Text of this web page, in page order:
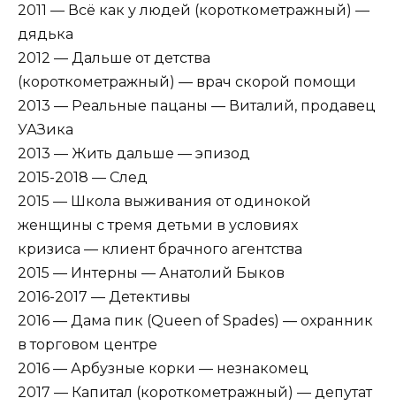
2011 — Всё как у людей (короткометражный) —
дядька
2012 — Дальше от детства
(короткометражный) — врач скорой помощи
2013 — Реальные пацаны — Виталий, продавец
УАЗика
2013 — Жить дальше — эпизод
2015-2018 — След
2015 — Школа выживания от одинокой
женщины с тремя детьми в условиях
кризиса — клиент брачного агентства
2015 — Интерны — Анатолий Быков
2016-2017 — Детективы
2016 — Дама пик (Queen of Spades) — охранник
в торговом центре
2016 — Арбузные корки — незнакомец
2017 — Капитал (короткометражный) — депутат